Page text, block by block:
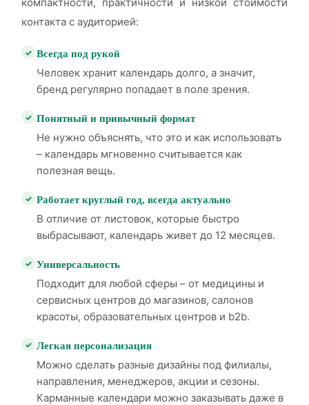
контакта с аудиторией:
Всегда под рукой
Человек хранит календарь долго, а значит,
бренд регулярно попадает в поле зрения.
Понятный и привычный формат
Не нужно объяснять, что это и как использовать
– календарь мгновенно считывается как
полезная вещь.
Работает круглый год, всегда актуально
В отличие от листовок, которые быстро
выбрасывают, календарь живет до 12 месяцев.
Универсальность
Подходит для любой сферы – от медицины и
сервисных центров до магазинов, салонов
красоты, образовательных центров и b2b.
Легкая персонализация
Можно сделать разные дизайны под филиалы,
направления, менеджеров, акции и сезоны.
Карманные календари можно заказывать даже в